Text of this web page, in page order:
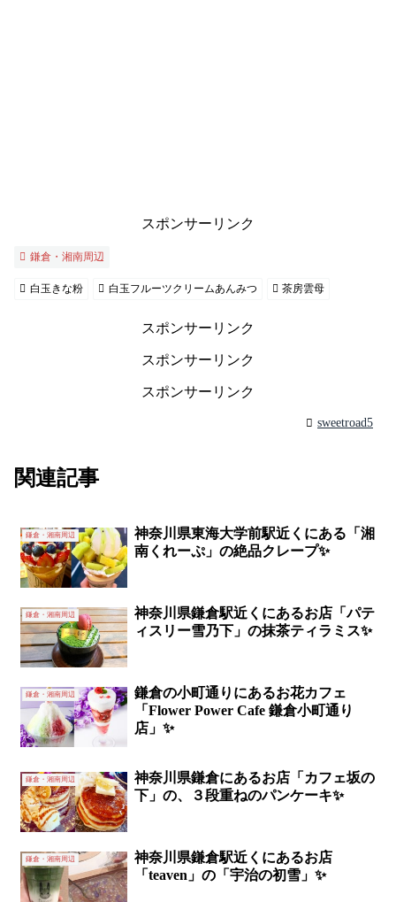
スポンサーリンク
鎌倉・湘南周辺
白玉きな粉 白玉フルーツクリームあんみつ 茶房雲母
スポンサーリンク
スポンサーリンク
スポンサーリンク
sweetroad5
関連記事
鎌倉・湘南周辺
神奈川県東海大学前駅近くにある「湘
南くれーぷ」の絶品クレープ✨
鎌倉・湘南周辺
神奈川県鎌倉駅近くにあるお店「パテ
ィスリー雪乃下」の抹茶ティラミス✨
鎌倉・湘南周辺
鎌倉の小町通りにあるお花カフェ
「Flower Power Cafe 鎌倉小町通り
店」✨
鎌倉・湘南周辺
神奈川県鎌倉にあるお店「カフェ坂の
下」の、３段重ねのパンケーキ✨
鎌倉・湘南周辺
神奈川県鎌倉駅近くにあるお店
「teaven」の「宇治の初雪」✨